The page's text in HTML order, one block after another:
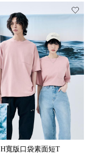
H寬版口袋素面短T